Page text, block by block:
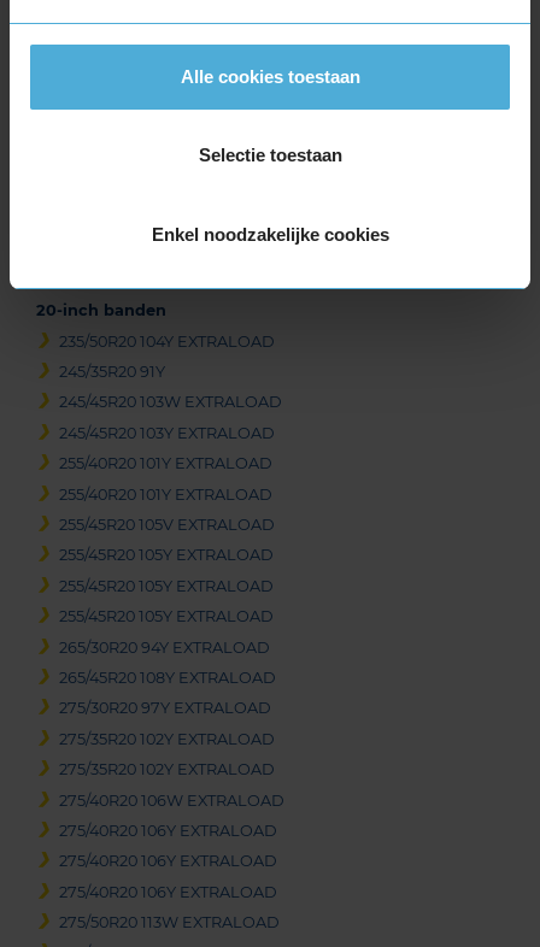
Alle cookies toestaan
Selectie toestaan
Enkel noodzakelijke cookies
255/50R19 107W EXTRALOAD
265/45R19 105Y EXTRALOAD
275/35R19 100Y EXTRALOAD
285/40R19 107Y EXTRALOAD
20-inch banden
235/50R20 104Y EXTRALOAD
245/35R20 91Y
245/45R20 103W EXTRALOAD
245/45R20 103Y EXTRALOAD
255/40R20 101Y EXTRALOAD
255/40R20 101Y EXTRALOAD
255/45R20 105V EXTRALOAD
255/45R20 105Y EXTRALOAD
255/45R20 105Y EXTRALOAD
255/45R20 105Y EXTRALOAD
265/30R20 94Y EXTRALOAD
265/45R20 108Y EXTRALOAD
275/30R20 97Y EXTRALOAD
275/35R20 102Y EXTRALOAD
275/35R20 102Y EXTRALOAD
275/40R20 106W EXTRALOAD
275/40R20 106Y EXTRALOAD
275/40R20 106Y EXTRALOAD
275/40R20 106Y EXTRALOAD
275/50R20 113W EXTRALOAD